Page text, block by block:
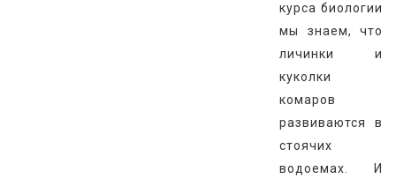
курса биологии
мы знаем, что
личинки и
куколки
комаров
развиваются в
стоячих
водоемах. И